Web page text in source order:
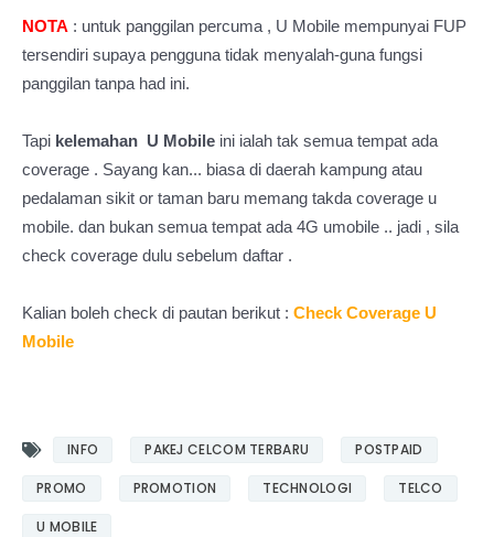
NOTA : untuk panggilan percuma , U Mobile mempunyai FUP
tersendiri supaya pengguna tidak menyalah-guna fungsi
panggilan tanpa had ini.
Tapi kelemahan U Mobile ini ialah tak semua tempat ada
coverage . Sayang kan... biasa di daerah kampung atau
pedalaman sikit or taman baru memang takda coverage u
mobile. dan bukan semua tempat ada 4G umobile .. jadi , sila
check coverage dulu sebelum daftar .
Kalian boleh check di pautan berikut : Check Coverage U
Mobile
INFO PAKEJ CELCOM TERBARU POSTPAID
PROMO PROMOTION TECHNOLOGI TELCO
U MOBILE